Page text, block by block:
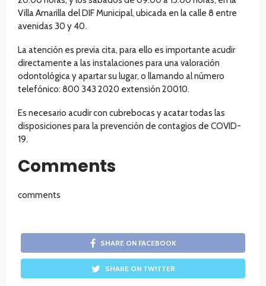
Villa Amarilla del DIF Municipal, ubicada en la calle 8 entre
avenidas 30 y 40.
La atención es previa cita, para ello es importante acudir
directamente a las instalaciones para una valoración
odontológica y apartar su lugar, o llamando al número
telefónico: 800 343 2020 extensión 20010.
Es necesario acudir con cubrebocas y acatar todas las
disposiciones para la prevención de contagios de COVID-
19.
Comments
comments
SHARE ON FACEBOOK
SHARE ON TWITTER